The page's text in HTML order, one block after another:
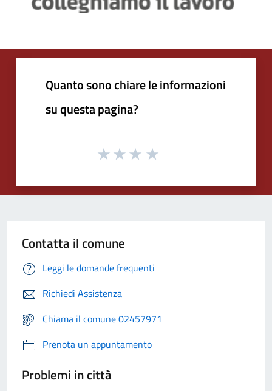
Quanto sono chiare le informazioni
su questa pagina?
Contatta il comune
Leggi le domande frequenti
Richiedi Assistenza
Chiama il comune 02457971
Prenota un appuntamento
Problemi in città